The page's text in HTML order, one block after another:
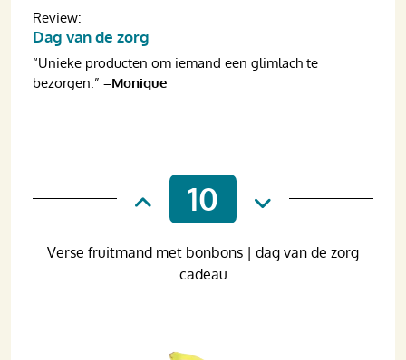
Review:
Dag van de zorg
“Unieke producten om iemand een glimlach te
bezorgen.” –Monique
10
Verse fruitmand met bonbons | dag van de zorg
cadeau